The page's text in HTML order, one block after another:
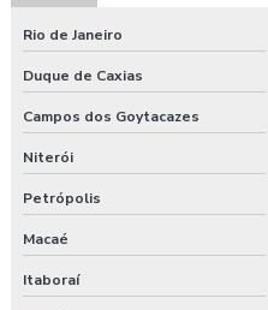
Clinica exame admissional em
Clinica exame admissional em
Clínica para fazer exame aso
Consultoria ambiental e
Consultoria empresarial paraná
Rio de Janeiro
Duque de Caxias
Campos dos Goytacazes
Niterói
Petrópolis
Macaé
Itaboraí